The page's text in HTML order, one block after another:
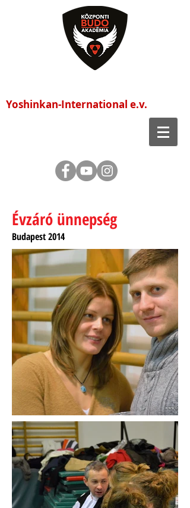
Yoshinkan-International e.v.
Évzáró ünnepség
Budapest 2014